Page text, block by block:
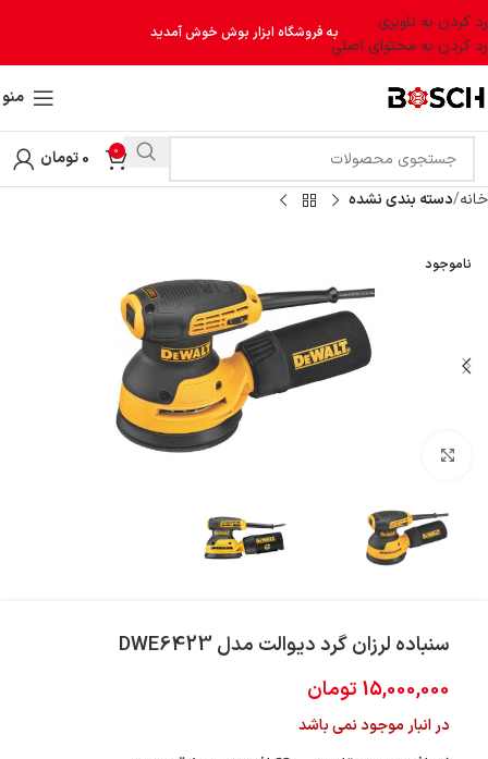
رد کردن به ناوبری
رد کردن به محتوای اصلی
به فروشگاه ابزار بوش خوش آمدید
منو
0
0تومان
خانه دسته بندی نشده
ناموجود
سنباده لرزان گرد دیوالت مدل DWE6423
15,000,000 تومان
در انبار موجود نمی باشد